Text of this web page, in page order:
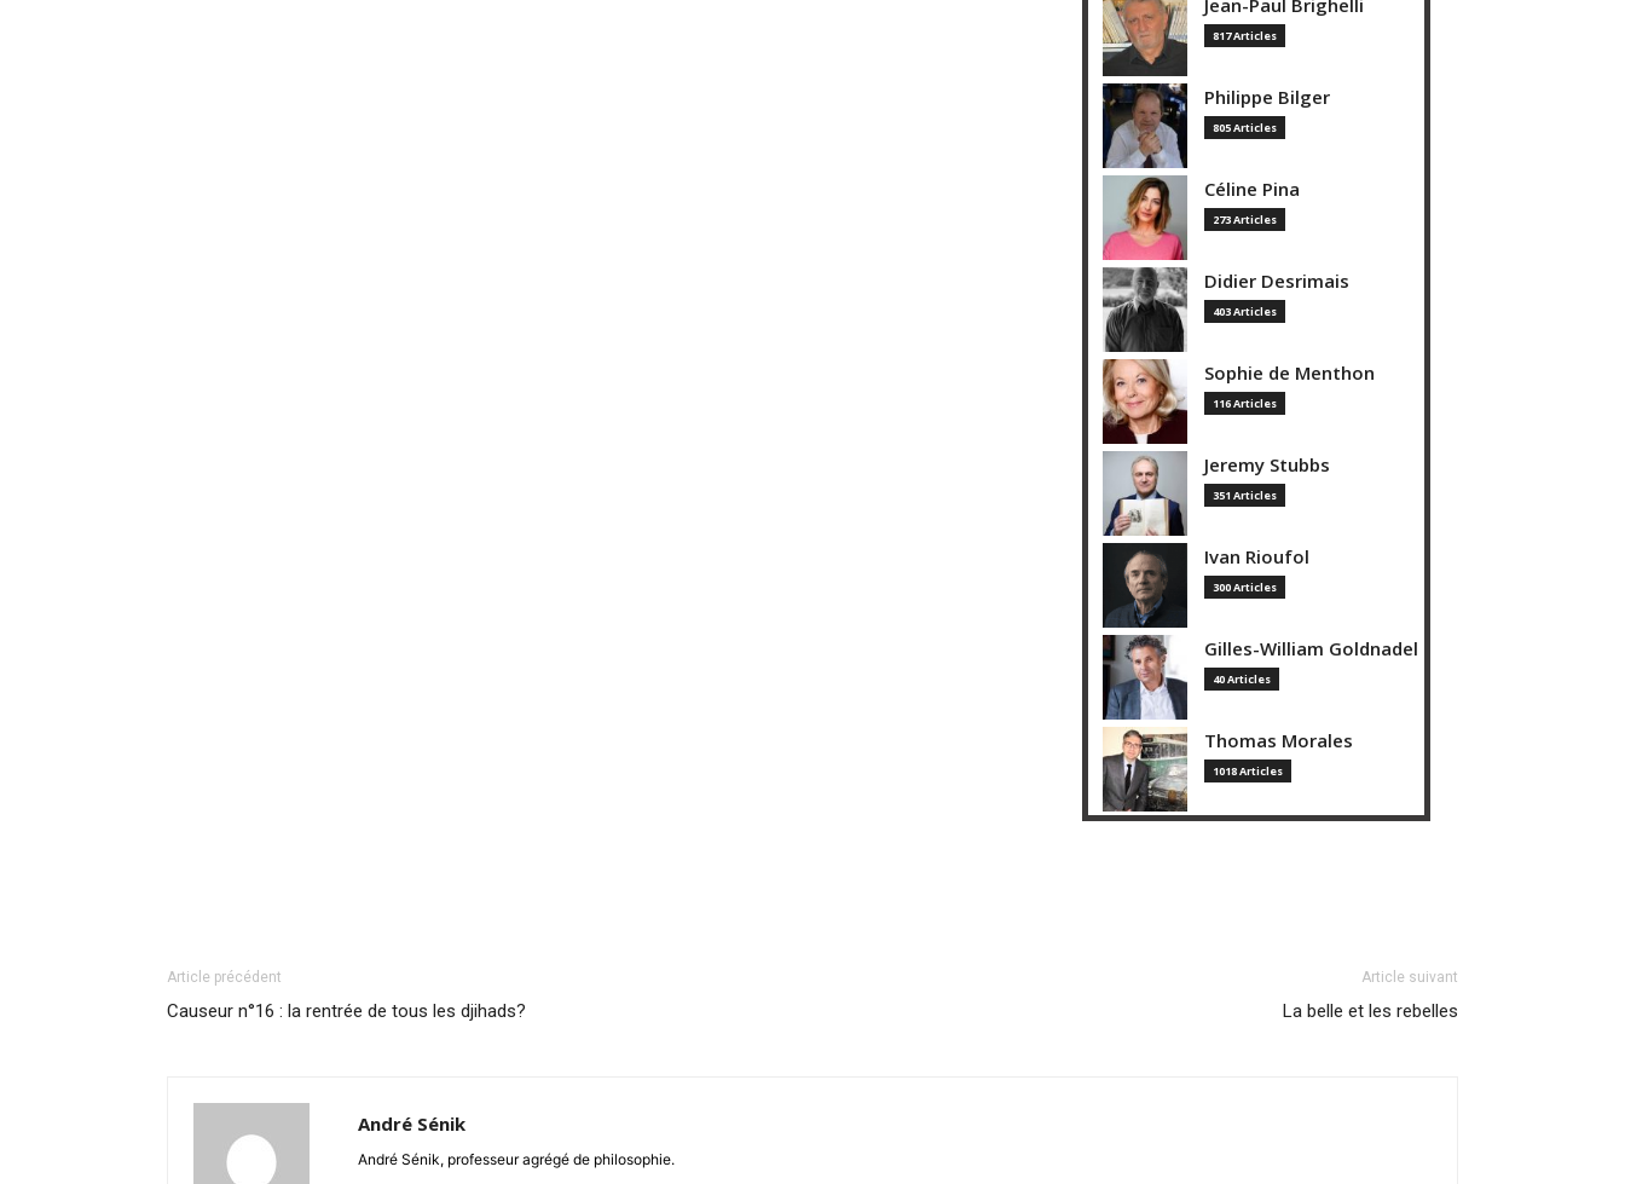
Jean-Paul Brighelli
817 Articles
Philippe Bilger
805 Articles
Céline Pina
273 Articles
Didier Desrimais
403 Articles
Sophie de Menthon
116 Articles
Jeremy Stubbs
351 Articles
Ivan Rioufol
300 Articles
Gilles-William Goldnadel
40 Articles
Thomas Morales
1018 Articles
Article précédent
Causeur n°16 : la rentrée de tous les djihads?
Article suivant
La belle et les rebelles
André Sénik
André Sénik, professeur agrégé de philosophie.